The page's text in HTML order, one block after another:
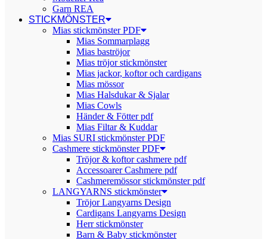
Garn REA
STICKMÖNSTER
Mias stickmönster PDF
Mias Sommarplagg
Mias baströjor
Mias tröjor stickmönster
Mias jackor, koftor och cardigans
Mias mössor
Mias Halsdukar & Sjalar
Mias Cowls
Händer & Fötter pdf
Mias Filtar & Kuddar
Mias SURI stickmönster PDF
Cashmere stickmönster PDF
Tröjor & koftor cashmere pdf
Accessoarer Cashmere pdf
Cashmeremössor stickmönster pdf
LANGYARNS stickmönster
Tröjor Langyarns Design
Cardigans Langyarns Design
Herr stickmönster
Barn & Baby stickmönster